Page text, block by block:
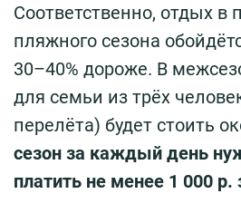
Соответственно, отдых в
пляжного сезона
30–40% дороже. В
для семьи из трёх
перелёта) будет стоить
сезон за каждый день
платить не менее 1 000 р.